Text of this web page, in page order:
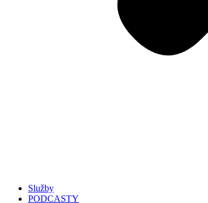
Služby
PODCASTY